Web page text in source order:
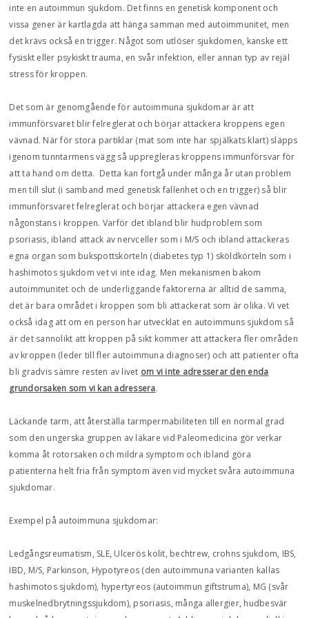
inte en autoimmun sjukdom. Det finns en genetisk komponent och
vissa gener är kartlagda att hänga samman med autoimmunitet, men
det krävs också en trigger. Något som utlöser sjukdomen, kanske ett
fysiskt eller psykiskt trauma, en svår infektion, eller annan typ av rejäl
stress för kroppen.
Det som är genomgående för autoimmuna sjukdomar är att
immunförsvaret blir felreglerat och börjar attackera kroppens egen
vävnad. När för stora partiklar (mat som inte har spjälkats klart) släpps
igenom tunntarmens vägg så uppregleras kroppens immunförsvar för
att ta hand om detta. Detta kan fortgå under många år utan problem
men till slut (i samband med genetisk fallenhet och en trigger) så blir
immunförsvaret felreglerat och börjar attackera egen vävnad
någonstans i kroppen. Varför det ibland blir hudproblem som
psoriasis, ibland attack av nervceller som i M/S och ibland attackeras
egna organ som bukspottskörteln (diabetes typ 1) sköldkörteln som i
hashimotos sjukdom vet vi inte idag. Men mekanismen bakom
autoimmunitet och de underliggande faktorerna är alltid de samma,
det är bara området i kroppen som bli attackerat som är olika. Vi vet
också idag att om en person har utvecklat en autoimmuns sjukdom så
är det sannolikt att kroppen på sikt kommer att attackera fler områden
av kroppen (leder till fler autoimmuna diagnoser) och att patienter ofta
bli gradvis sämre resten av livet om vi inte adresserar den enda
grundorsaken som vi kan adressera.
Läckande tarm, att återställa tarmpermabiliteten till en normal grad
som den ungerska gruppen av läkare vid Paleomedicina gör verkar
komma åt rotorsaken och mildra symptom och ibland göra
patienterna helt fria från symptom även vid mycket svåra autoimmuna
sjukdomar.
Exempel på autoimmuna sjukdomar:
Ledgångsreumatism, SLE, Ulcerös kolit, bechtrew, crohns sjukdom, IBS,
IBD, M/S, Parkinson, Hypotyreos (den autoimmuna varianten kallas
hashimotos sjukdom), hypertyreos (autoimmun giftstruma), MG (svår
muskelnedbrytningssjukdom), psoriasis, många allergier, hudbesvär